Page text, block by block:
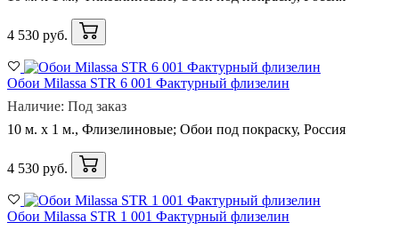
4 530 руб.
Обои Milassa STR 6 001 Фактурный флизелин
Наличие: Под заказ
10 м. x 1 м., Флизелиновые; Обои под покраску, Россия
4 530 руб.
Обои Milassa STR 1 001 Фактурный флизелин